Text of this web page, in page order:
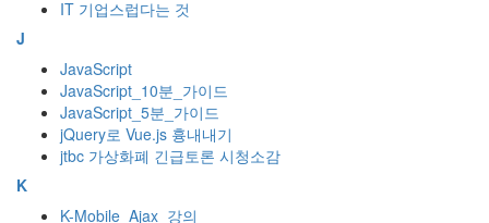
IT 기업스럽다는 것
J
JavaScript
JavaScript_10분_가이드
JavaScript_5분_가이드
jQuery로 Vue.js 흉내내기
jtbc 가상화폐 긴급토론 시청소감
K
K-Mobile_Ajax_강의